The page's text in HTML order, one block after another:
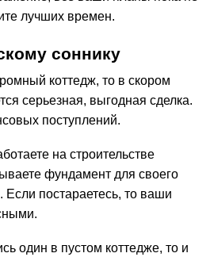
лучших времен.
соннику
коттедж, то в скором
серьезная, выгодная сделка.
поступлений.
на строительстве
фундамент для своего
постараетесь, то ваши
один в пустом коттедже, то и